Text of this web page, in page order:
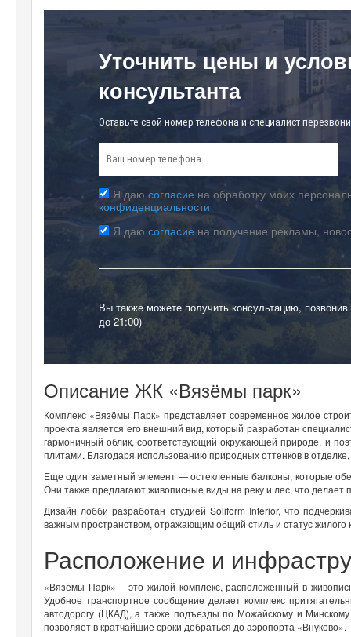
Уточнить цены и
консультанта
Оставьте свой номер телефона и специалист
Я даю согласие на обработку моих
конфиденциальности
Я даю согласие на получение рекламы,
Вы также можете получить консультацию,
до 21:00)
Описание ЖК «Вязёмы парк»
Комплекс «Вязёмы Парк» представляет современное жилое
проекта является его внешний вид, который разработан
гармоничный облик, соответствующий окружающей природе, и
плитами. Благодаря использованию природных оттенков в
Еще один заметный элемент — остекленные балконы, которые
Они также предлагают живописные виды на реку и лес, что
Дизайн лобби разработан студией Soliform Interior, что
важным пространством, отражающим общий стиль и статус
Расположение и
«Вязёмы Парк» – это жилой комплекс, расположенный в
Удобное транспортное сообщение делает комплекс
автодорогу (ЦКАД), а также подъезды по Можайскому и
позволяет в кратчайшие сроки добраться до аэропорта «Внуково».